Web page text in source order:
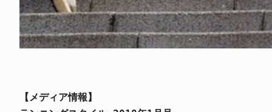
【メディア情報】